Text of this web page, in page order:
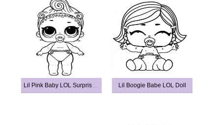
Lil Pink Baby LOL Surprise Doll Lil Boogie Babe LOL Doll